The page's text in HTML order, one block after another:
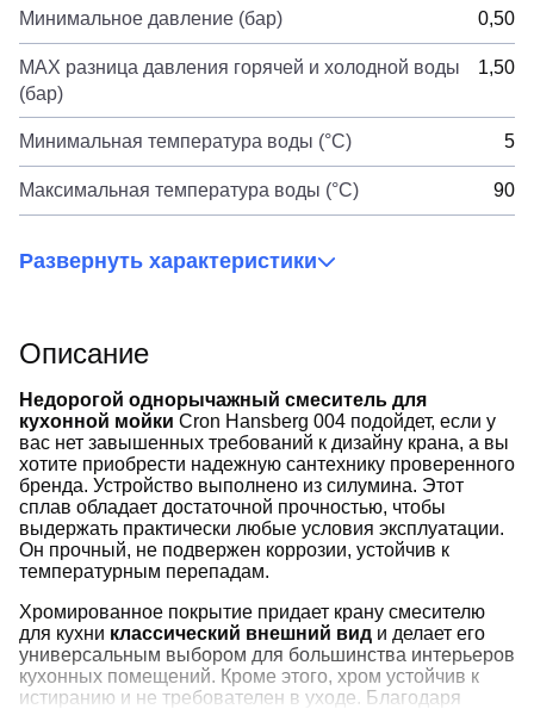
Минимальное давление (бар) 0,50
MAX разница давления горячей и холодной воды
(бар)
1,50
Минимальная температура воды (°C) 5
Максимальная температура воды (°C) 90
Развернуть характеристики
Описание
Недорогой однорычажный смеситель для
кухонной мойки Cron Hansberg 004 подойдет, если у
вас нет завышенных требований к дизайну крана, а вы
хотите приобрести надежную сантехнику проверенного
бренда. Устройство выполнено из силумина. Этот
сплав обладает достаточной прочностью, чтобы
выдержать практически любые условия эксплуатации.
Он прочный, не подвержен коррозии, устойчив к
температурным перепадам.
Хромированное покрытие придает крану смесителю
для кухни классический внешний вид и делает его
универсальным выбором для большинства интерьеров
кухонных помещений. Кроме этого, хром устойчив к
истиранию и не требователен в уходе. Благодаря